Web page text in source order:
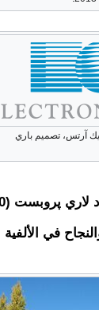
آرتس، تصميم باري
پروبست (1990–1999)